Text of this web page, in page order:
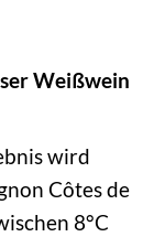
Weißwein
wird
Côtes de
8°C